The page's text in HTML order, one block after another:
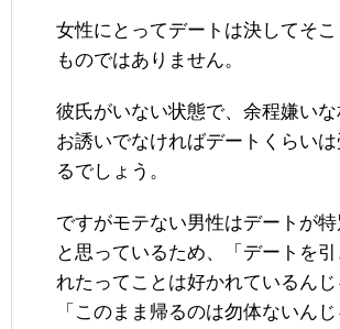
女性にとってデートは決してそ
ものではありません。
彼氏がいない状態で、余程嫌い
お誘いでなければデートくらい
るでしょう。
ですがモテない男性はデートが
と思っているため、「デートを引
れたってことは好かれているんじ
「このまま帰るのは勿体ないんじ